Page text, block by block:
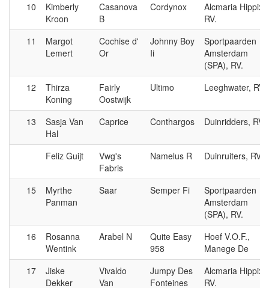
10
Kimberly
Kroon
Casanova
B
Cordynox
Alcmaria Hippix,
RV.
11
Margot
Lemert
Cochise d'
Or
Johnny Boy
Ii
Sportpaarden
Amsterdam
(SPA), RV.
12
Thirza
Koning
Fairly
Oostwijk
Ultimo Leeghwater, RV.
13
Sasja Van
Hal
Caprice Conthargos Duinridders, RV.
Feliz Guijt
Vwg's
Fabris
Namelus R Duinruiters, RV.
15
Myrthe
Panman
Saar Semper Fi
Sportpaarden
Amsterdam
(SPA), RV.
16
Rosanna
Wentink
Arabel N
Quite Easy
958
Hoef V.O.F.,
Manege De
17
Jiske
Dekker
Vivaldo
Van
Jumpy Des
Fonteines
Alcmaria Hippix,
RV.